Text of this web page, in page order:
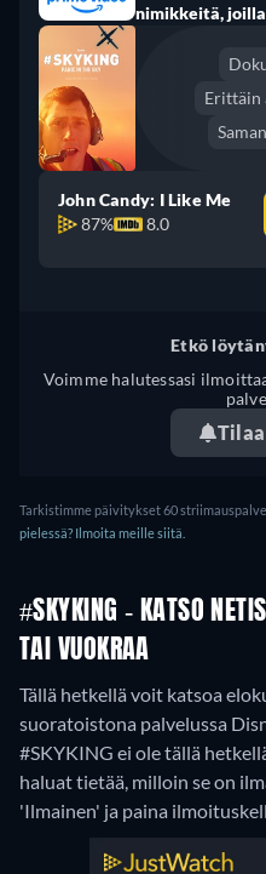
nimikkeitä,
Erittäin
John Candy: I Like Me
87%
8.0
Etkö
Voimme halutessasi
Tarkistimme päivitykset 60
pielessä? Ilmoita meille siitä.
#SKYKING - KATSO
TAI VUOKRAA
Tällä hetkellä voit katsoa
suoratoistona palvelussa
#SKYKING ei ole tällä
haluat tietää, milloin se on
'Ilmainen' ja paina